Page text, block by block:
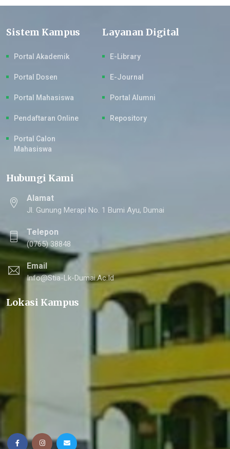
Sistem Kampus
Portal Akademik
Portal Dosen
Portal Mahasiswa
Pendaftaran Online
Portal Calon
Mahasiswa
Layanan Digital
E-Library
E-Journal
Portal Alumni
Repository
Hubungi Kami
Alamat
Jl. Gunung Merapi No. 1 Bumi Ayu, Dumai
Telepon
(0765) 38848
Email
Info@stia-Lk-Dumai.ac.id
Lokasi Kampus